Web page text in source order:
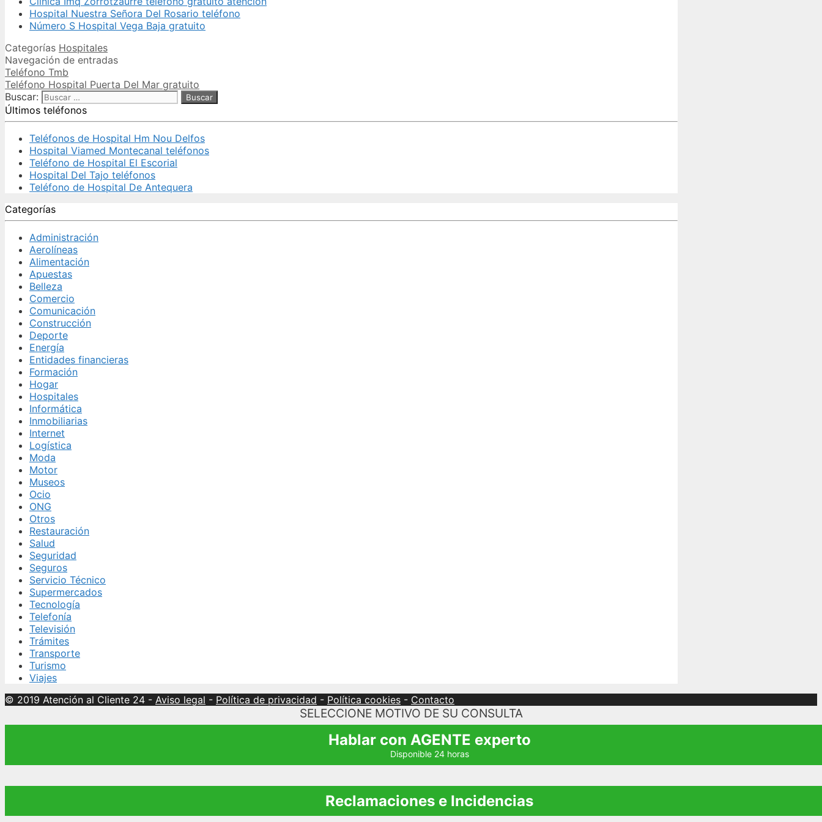
Hospital Nuestra Señora Del Rosario teléfono
Número S Hospital Vega Baja gratuito
Categorías Hospitales
Navegación de entradas
Teléfono Tmb
Teléfono Hospital Puerta Del Mar gratuito
Buscar:
Últimos teléfonos
Teléfonos de Hospital Hm Nou Delfos
Hospital Viamed Montecanal teléfonos
Teléfono de Hospital El Escorial
Hospital Del Tajo teléfonos
Teléfono de Hospital De Antequera
Categorías
Administración
Aerolíneas
Alimentación
Apuestas
Belleza
Comercio
Comunicación
Construcción
Deporte
Energía
Entidades financieras
Formación
Hogar
Hospitales
Informática
Inmobiliarias
Internet
Logística
Moda
Motor
Museos
Ocio
ONG
Otros
Restauración
Salud
Seguridad
Seguros
Servicio Técnico
Supermercados
Tecnología
Telefonía
Televisión
Trámites
Transporte
Turismo
Viajes
© 2019 Atención al Cliente 24 - Aviso legal - Política de privacidad - Política cookies - Contacto
SELECCIONE MOTIVO DE SU CONSULTA
Hablar con AGENTE experto
Disponible 24 horas
Reclamaciones e Incidencias